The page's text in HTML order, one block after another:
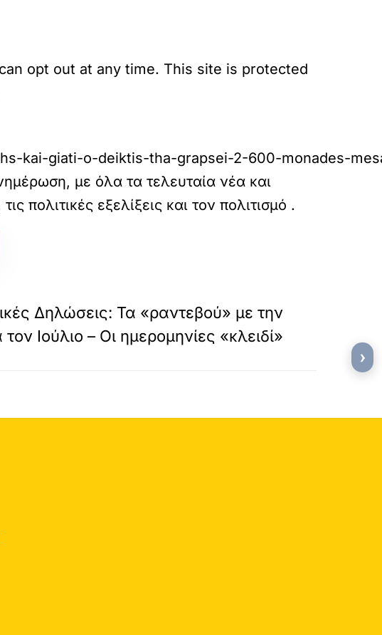
opt out at any time. This site is protected
kai-giati-o-deiktis-tha-grapsei-2-600-monades-
με όλα τα τελευταία νέα και
πολιτικές εξελίξεις και τον πολιτισμό .
Δηλώσεις: Τα «ραντεβού» με την
τον Ιούλιο – Οι ημερομηνίες «κλειδί»
›